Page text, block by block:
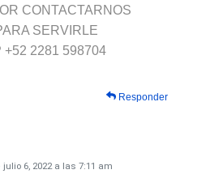
CONTACTARNOS
SERVIRLE
+52 2281 598704
Responder
· julio 6, 2022 a las 7:11 am